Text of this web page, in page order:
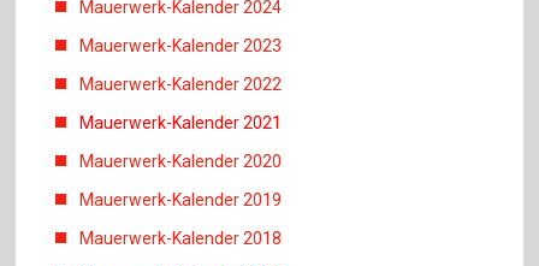
Mauerwerk-Kalender 2024
Mauerwerk-Kalender 2023
Mauerwerk-Kalender 2022
Mauerwerk-Kalender 2021
Mauerwerk-Kalender 2020
Mauerwerk-Kalender 2019
Mauerwerk-Kalender 2018